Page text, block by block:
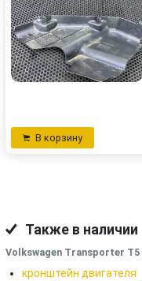
В корзину
Также в наличии
Volkswagen Transporter T5
кронштейн двигателя